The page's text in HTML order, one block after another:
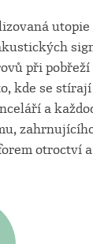
při
kde se
a
otroctví